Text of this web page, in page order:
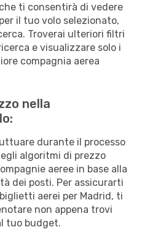
ti consentirà di vedere
il tuo volo selezionato,
Troverai ulteriori filtri
e visualizzare solo i
compagnia aerea
nella
durante il processo
algoritmi di prezzo
aeree in base alla
dei posti. Per assicurarti
aerei per Madrid, ti
non appena trovi
tuo budget.